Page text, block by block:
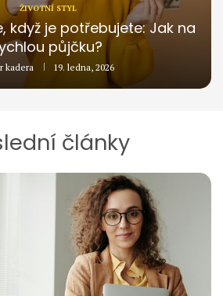
ŽIVOTNÍ STYL
když je potřebujete: Jak na
půjčku?
kadera 19. ledna, 2026
články